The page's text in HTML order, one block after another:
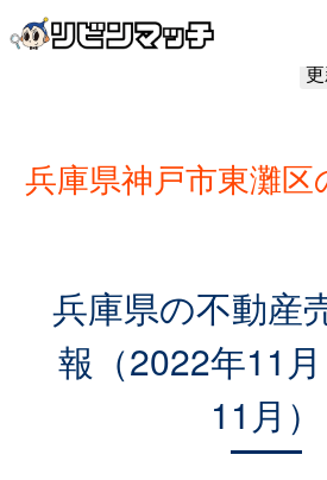
兵庫県神戸市東灘区
兵庫県の不動産
報（2022年11
11月）